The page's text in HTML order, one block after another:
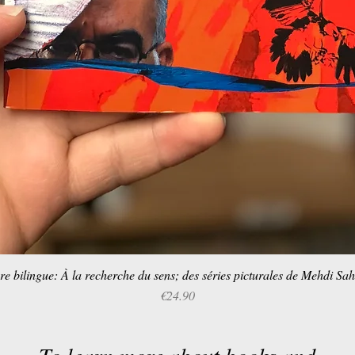
Quick View
bilingue: À la recherche du sens; des séries picturales de Mehdi
Price
€24.90